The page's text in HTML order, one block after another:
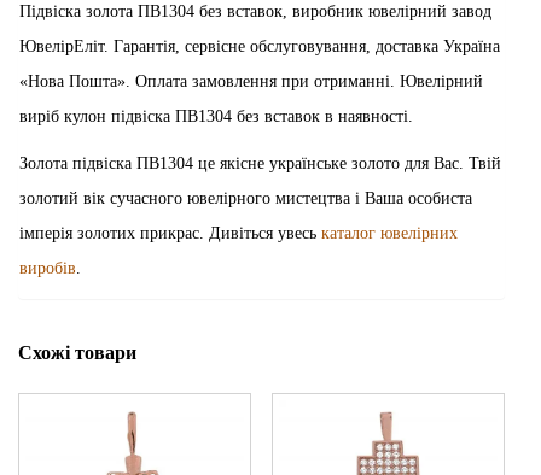
Підвіска золота ПВ1304 без вставок, виробник ювелірний завод
ЮвелірЕліт. Гарантія, сервісне обслуговування, доставка Україна
«Нова Пошта». Оплата замовлення при отриманні. Ювелірний
виріб кулон підвіска ПВ1304 без вставок в наявності.
Золота підвіска ПВ1304 це якісне українське золото для Вас. Твій
золотий вік сучасного ювелірного мистецтва і Ваша особиста
імперія золотих прикрас. Дивіться увесь каталог ювелірних
виробів
Схожі товари